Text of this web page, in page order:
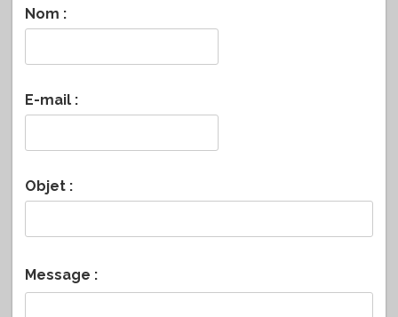
Nom :
E-mail :
Objet :
Message :